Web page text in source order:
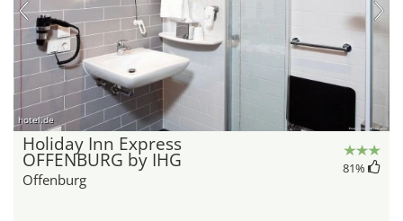
hotel.de
Holiday Inn Express
OFFENBURG by IHG
Offenburg
81%